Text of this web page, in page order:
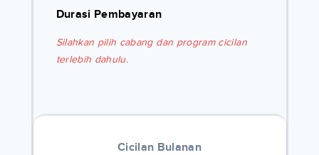
Durasi Pembayaran
Silahkan pilih cabang dan program cicilan
terlebih dahulu.
Cicilan Bulanan